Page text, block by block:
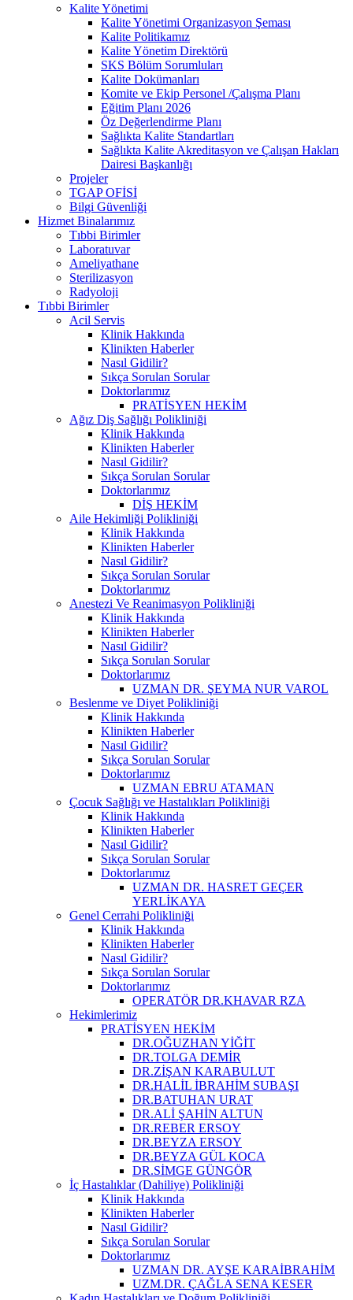
Kalite Yönetimi
Kalite Yönetimi Organizasyon Şeması
Kalite Politikamız
Kalite Yönetim Direktörü
SKS Bölüm Sorumluları
Kalite Dokümanları
Komite ve Ekip Personel /Çalışma Planı
Eğitim Planı 2026
Öz Değerlendirme Planı
Sağlıkta Kalite Standartları
Sağlıkta Kalite Akreditasyon ve Çalışan Hakları
Dairesi Başkanlığı
Projeler
TGAP OFİSİ
Bilgi Güvenliği
Hizmet Binalarımız
Tıbbi Birimler
Laboratuvar
Ameliyathane
Sterilizasyon
Radyoloji
Tıbbi Birimler
Acil Servis
Klinik Hakkında
Klinikten Haberler
Nasıl Gidilir?
Sıkça Sorulan Sorular
Doktorlarımız
PRATİSYEN HEKİM
Ağız Diş Sağlığı Polikliniği
Klinik Hakkında
Klinikten Haberler
Nasıl Gidilir?
Sıkça Sorulan Sorular
Doktorlarımız
DİŞ HEKİM
Aile Hekimliği Polikliniği
Klinik Hakkında
Klinikten Haberler
Nasıl Gidilir?
Sıkça Sorulan Sorular
Doktorlarımız
Anestezi Ve Reanimasyon Polikliniği
Klinik Hakkında
Klinikten Haberler
Nasıl Gidilir?
Sıkça Sorulan Sorular
Doktorlarımız
UZMAN DR. ŞEYMA NUR VAROL
Beslenme ve Diyet Polikliniği
Klinik Hakkında
Klinikten Haberler
Nasıl Gidilir?
Sıkça Sorulan Sorular
Doktorlarımız
UZMAN EBRU ATAMAN
Çocuk Sağlığı ve Hastalıkları Polikliniği
Klinik Hakkında
Klinikten Haberler
Nasıl Gidilir?
Sıkça Sorulan Sorular
Doktorlarımız
UZMAN DR. HASRET GEÇER
YERLİKAYA
Genel Cerrahi Polikliniği
Klinik Hakkında
Klinikten Haberler
Nasıl Gidilir?
Sıkça Sorulan Sorular
Doktorlarımız
OPERATÖR DR.KHAVAR RZA
Hekimlerimiz
PRATİSYEN HEKİM
DR.OĞUZHAN YİĞİT
DR.TOLGA DEMİR
DR.ZİŞAN KARABULUT
DR.HALİL İBRAHİM SUBAŞI
DR.BATUHAN URAT
DR.ALİ ŞAHİN ALTUN
DR.REBER ERSOY
DR.BEYZA ERSOY
DR.BEYZA GÜL KOCA
DR.SİMGE GÜNGÖR
İç Hastalıklar (Dahiliye) Polikliniği
Klinik Hakkında
Klinikten Haberler
Nasıl Gidilir?
Sıkça Sorulan Sorular
Doktorlarımız
UZMAN DR. AYŞE KARAİBRAHİM
UZM.DR. ÇAĞLA SENA KESER